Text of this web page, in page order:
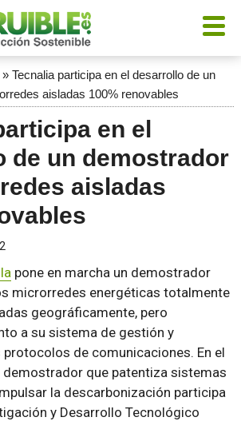
» Tecnalia participa en el desarrollo de un
aisladas 100% renovables
en el
de un demostrador
aisladas
pone en marcha un demostrador
microrredes energéticas totalmente
geográficamente, pero
a su sistema de gestión y
de comunicaciones. En el
que patentiza sistemas
la descarbonización participa
y Desarrollo Tecnológico